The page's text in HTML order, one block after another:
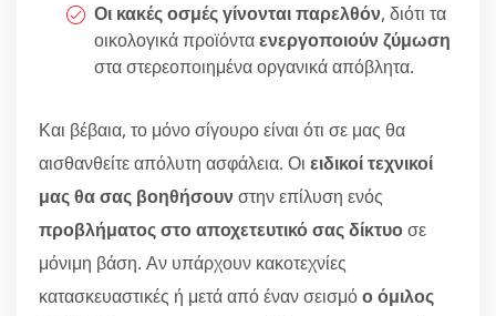
Οι κακές οσμές γίνονται παρελθόν, διότι τα
οικολογικά προϊόνταενεργοποιούν ζύμωση
στα στερεοποιημένα οργανικά απόβλητα.
Και βέβαια, το μόνο σίγουρο είναι ότι σε μας θα
αισθανθείτε απόλυτη ασφάλεια. Οι ειδικοί τεχνικοί
μας θα σας βοηθήσουνστην επίλυση ενός
προβλήματος στο αποχετευτικό σας δίκτυοσε
μόνιμη βάση. Αν υπάρχουν κακοτεχνίες
κατασκευαστικές ή μετά από έναν σεισμόο όμιλος